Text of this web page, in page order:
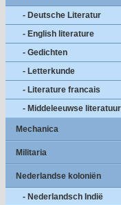
- Deutsche Literatur
- English literature
- Gedichten
- Letterkunde
- Literature francais
- Middeleeuwse literatuur
Mechanica
Militaria
Nederlandse koloniën
- Nederlandsch Indië